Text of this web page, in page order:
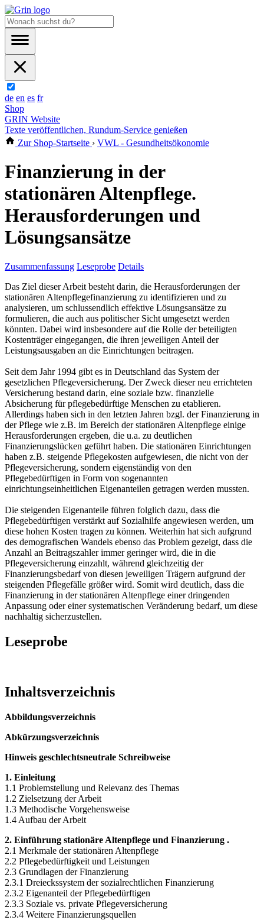
de en es fr
Shop
GRIN Website
Texte veröffentlichen, Rundum-Service genießen
Zur Shop-Startseite › VWL - Gesundheitsökonomie
Finanzierung in der
stationären Altenpflege.
Herausforderungen und
Lösungsansätze
Zusammenfassung Leseprobe Details
Das Ziel dieser Arbeit besteht darin, die Herausforderungen der
stationären Altenpflegefinanzierung zu identifizieren und zu
analysieren, um schlussendlich effektive Lösungsansätze zu
formulieren, die auch aus politischer Sicht umgesetzt werden
könnten. Dabei wird insbesondere auf die Rolle der beteiligten
Kostenträger eingegangen, die ihren jeweiligen Anteil der
Leistungsausgaben an die Einrichtungen beitragen.
Seit dem Jahr 1994 gibt es in Deutschland das System der
gesetzlichen Pflegeversicherung. Der Zweck dieser neu errichteten
Versicherung bestand darin, eine soziale bzw. finanzielle
Absicherung für pflegebedürftige Menschen zu etablieren.
Allerdings haben sich in den letzten Jahren bzgl. der Finanzierung in
der Pflege wie z.B. im Bereich der stationären Altenpflege einige
Herausforderungen ergeben, die u.a. zu deutlichen
Finanzierungslücken geführt haben. Die stationären Einrichtungen
haben z.B. steigende Pflegekosten aufgewiesen, die nicht von der
Pflegeversicherung, sondern eigenständig von den
Pflegebedürftigen in Form von sogenannten
einrichtungseinheitlichen Eigenanteilen getragen werden mussten.
Die steigenden Eigenanteile führen folglich dazu, dass die
Pflegebedürftigen verstärkt auf Sozialhilfe angewiesen werden, um
diese hohen Kosten tragen zu können. Weiterhin hat sich aufgrund
des demografischen Wandels ebenso das Problem gezeigt, dass die
Anzahl an Beitragszahler immer geringer wird, die in die
Pflegeversicherung einzahlt, während gleichzeitig der
Finanzierungsbedarf von diesen jeweiligen Trägern aufgrund der
steigenden Pflegefälle größer wird. Somit wird deutlich, dass die
Finanzierung in der stationären Altenpflege einer dringenden
Anpassung oder einer systematischen Veränderung bedarf, um diese
nachhaltig sicherzustellen.
Leseprobe
Inhaltsverzeichnis
Abbildungsverzeichnis
Abkürzungsverzeichnis
Hinweis geschlechtsneutrale Schreibweise
1. Einleitung
1.1 Problemstellung und Relevanz des Themas
1.2 Zielsetzung der Arbeit
1.3 Methodische Vorgehensweise
1.4 Aufbau der Arbeit
2. Einführung stationäre Altenpflege und Finanzierung .
2.1 Merkmale der stationären Altenpflege
2.2 Pflegebedürftigkeit und Leistungen
2.3 Grundlagen der Finanzierung
2.3.1 Dreieckssystem der sozialrechtlichen Finanzierung
2.3.2 Eigenanteil der Pflegebedürftigen
2.3.3 Soziale vs. private Pflegeversicherung
2.3.4 Weitere Finanzierungsquellen